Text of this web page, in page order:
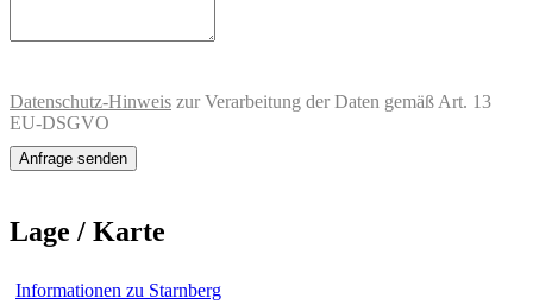
Datenschutz-Hinweis zur Verarbeitung der Daten gemäß Art. 13
EU-DSGVO
Lage / Karte
Informationen zu Starnberg